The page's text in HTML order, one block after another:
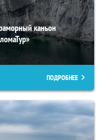
каньон
ПОДРОБНЕЕ